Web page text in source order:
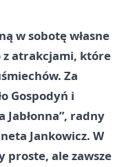
w sobotę własne
z atrakcjami, które
Za
Gospodyń i
Jabłonna”, radny
Jankowicz. W
proste, ale zawsze